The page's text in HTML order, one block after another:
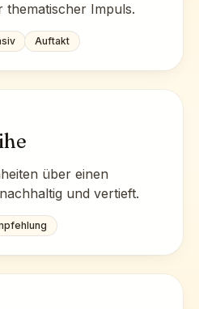
thematischer Impuls.
Auftakt
über einen
und vertieft.